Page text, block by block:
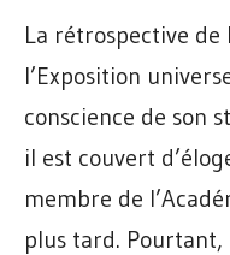
La rétrospective
l’Exposition
conscience de son
il est couvert
membre de
plus tard. Pourtant,